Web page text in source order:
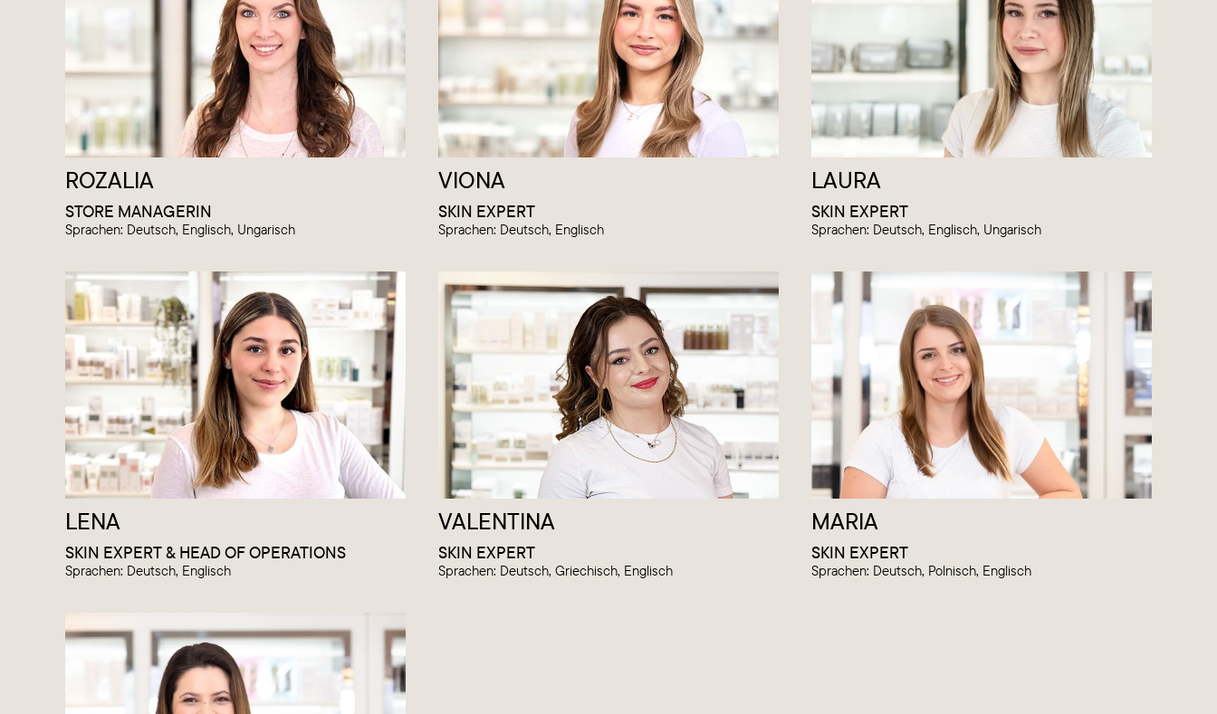
ROZALIA
STORE MANAGERIN
Sprachen: Deutsch, Englisch, Ungarisch
VIONA
SKIN EXPERT
Sprachen: Deutsch, Englisch
LAURA
SKIN EXPERT
Sprachen: Deutsch, Englisch, Ungarisch
LENA
SKIN EXPERT & HEAD OF OPERATIONS
Sprachen: Deutsch, Englisch
VALENTINA
SKIN EXPERT
Sprachen: Deutsch, Griechisch, Englisch
MARIA
SKIN EXPERT
Sprachen: Deutsch, Polnisch, Englisch